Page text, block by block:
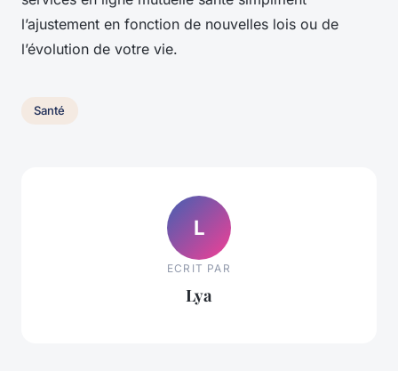
l’ajustement en fonction de nouvelles lois ou de
l’évolution de votre vie.
Santé
L
ECRIT PAR
Lya